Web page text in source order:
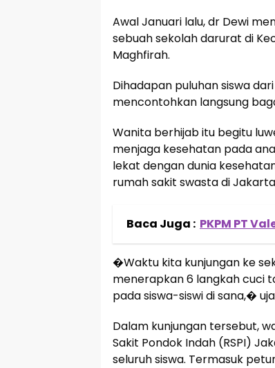
Awal Januari lalu, dr Dewi
sebuah sekolah darurat di
Maghfirah.
Dihadapan puluhan siswa
mencontohkan langsung
Wanita berhijab itu begitu
menjaga kesehatan pada
lekat dengan dunia
rumah sakit swasta di
Baca Juga : PKPM PT
�Waktu kita kunjungan ke
menerapkan 6 langkah cuci
pada siswa-siswi di sana,�
Dalam kunjungan tersebut,
Sakit Pondok Indah (RSPI)
seluruh siswa. Termasuk